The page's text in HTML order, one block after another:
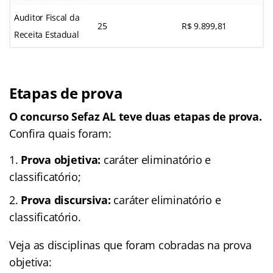
Auditor Fiscal da
Receita Estadual
25 R$ 9.899,81
Etapas de prova
O concurso Sefaz AL teve duas etapas de prova.
Confira quais foram:
Prova objetiva: caráter eliminatório e
classificatório;
Prova discursiva: caráter eliminatório e
classificatório.
Veja as disciplinas que foram cobradas na prova
objetiva: